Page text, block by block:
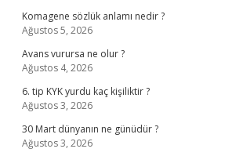
Komagene sözlük anlamı nedir ?
Ağustos 5, 2026
Avans vurursa ne olur ?
Ağustos 4, 2026
6. tip KYK yurdu kaç kişiliktir ?
Ağustos 3, 2026
30 Mart dünyanın ne günüdür ?
Ağustos 3, 2026